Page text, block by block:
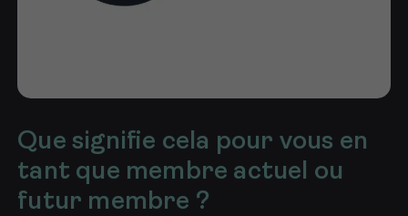
Que signifie cela pour vous en
tant que membre actuel ou
futur membre ?